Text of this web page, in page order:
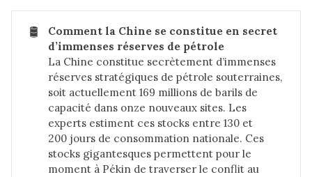
🛢️
Comment la Chine se constitue en secret
d’immenses réserves de pétrole
La Chine constitue secrètement d’immenses
réserves stratégiques de pétrole souterraines,
soit actuellement 169 millions de barils de
capacité dans onze nouveaux sites. Les
experts estiment ces stocks entre 130 et
200 jours de consommation nationale. Ces
stocks gigantesques permettent pour le
moment à Pékin de traverser le conflit au